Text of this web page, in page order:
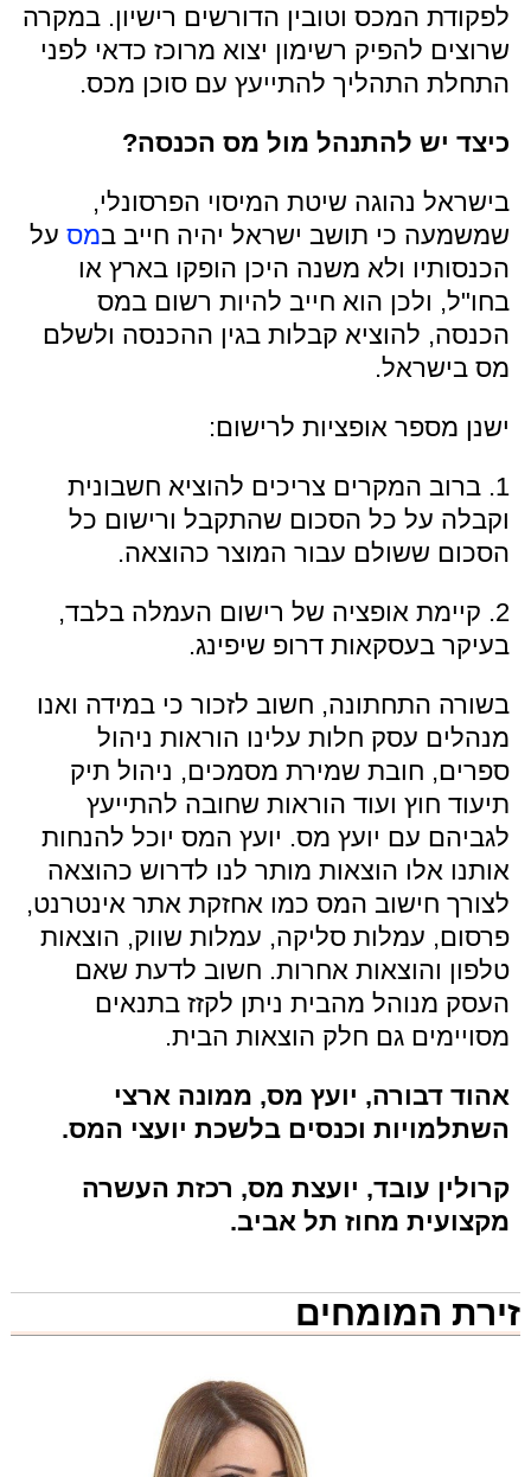
לפקודת המכס וטובין הדורשים רישיון. במקרה
שרוצים להפיק רשימון יצוא מרוכז כדאי לפני
התחלת התהליך להתייעץ עם סוכן מכס.
כיצד יש להתנהל מול מס הכנסה?
בישראל נהוגה שיטת המיסוי הפרסונלי,
שמשמעה כי תושב ישראל יהיה חייב במסעל
הכנסותיו ולא משנה היכן הופקו בארץ או
בחו"ל, ולכן הוא חייב להיות רשום במס
הכנסה, להוציא קבלות בגין ההכנסה ולשלם
מס בישראל.
ישנן מספר אופציות לרישום:
1. ברוב המקרים צריכים להוציא חשבונית
וקבלה על כל הסכום שהתקבל ורישום כל
הסכום ששולם עבור המוצר כהוצאה.
2. קיימת אופציה של רישום העמלה בלבד,
בעיקר בעסקאות דרופ שיפינג.
בשורה התחתונה, חשוב לזכור כי במידה ואנו
מנהלים עסק חלות עלינו הוראות ניהול
ספרים, חובת שמירת מסמכים, ניהול תיק
תיעוד חוץ ועוד הוראות שחובה להתייעץ
לגביהם עם יועץ מס. יועץ המס יוכל להנחות
אותנו אלו הוצאות מותר לנו לדרוש כהוצאה
לצורך חישוב המס כמו אחזקת אתר אינטרנט,
פרסום, עמלות סליקה, עמלות שווק, הוצאות
טלפון והוצאות אחרות. חשוב לדעת שאם
העסק מנוהל מהבית ניתן לקזז בתנאים
מסויימים גם חלק הוצאות הבית.
אהוד דבורה, יועץ מס, ממונה ארצי
השתלמויות וכנסים בלשכת יועצי המס.
קרולין עובד, יועצת מס, רכזת העשרה
מקצועית מחוז תל אביב.
זירת המומחים